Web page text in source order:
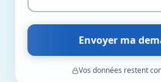
Envoyer ma
Vos données restent